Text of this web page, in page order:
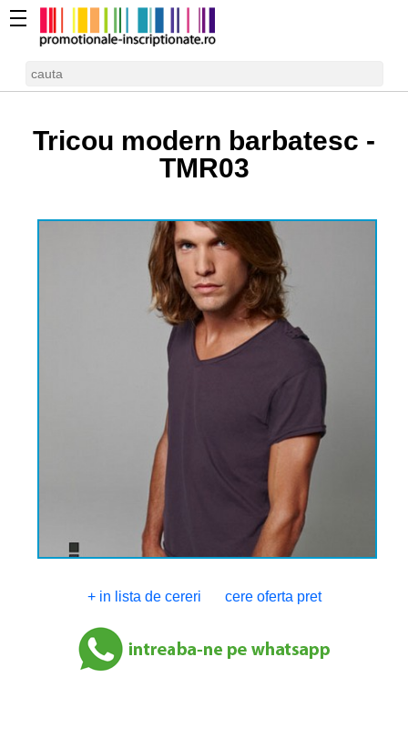
Tricou modern barbatesc -
TMR03
+ in lista de cereri cere oferta pret